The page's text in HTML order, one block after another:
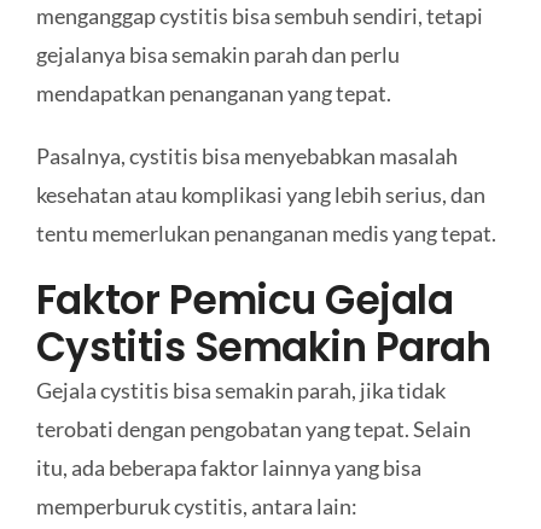
menganggap cystitis bisa sembuh sendiri, tetapi
gejalanya bisa semakin parah dan perlu
mendapatkan penanganan yang tepat.
Pasalnya, cystitis bisa menyebabkan masalah
kesehatan atau komplikasi yang lebih serius, dan
tentu memerlukan penanganan medis yang tepat.
Faktor Pemicu Gejala
Cystitis Semakin Parah
Gejala cystitis bisa semakin parah, jika tidak
terobati dengan pengobatan yang tepat. Selain
itu, ada beberapa faktor lainnya yang bisa
memperburuk cystitis, antara lain: